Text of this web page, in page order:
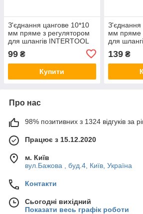
З'єднання цангове 10*10
мм пряме з регулятором
для шлангів INTERTOOL
99 ₴
Купити
З'єднання
мм пряме
для
139₴
Про нас
98% позитивних з 1324 відгуків за
Працює з 15.12.2020
м. Київ
вул.Бажова , буд.4, Київ, Україна
Контакти
Сьогодні вихідний
Показати весь графік роботи